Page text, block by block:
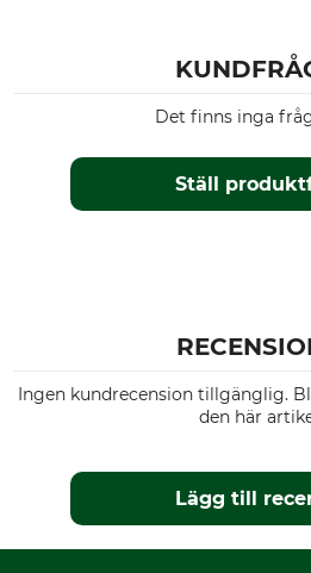
Ställ
Det finns inga
Ingen kundrecension tillgänglig.
den här
Lägg till